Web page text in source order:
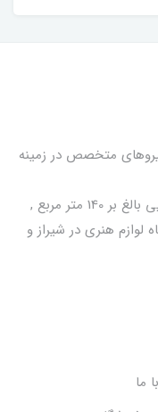
سال 1393 با داشتن نیروهای متخصص در زمینه
در سال 1401 با افتتاح شعبه مرکزی در فضایی بالغ بر 140 متر مربع ,
هنری در شیراز و
ما